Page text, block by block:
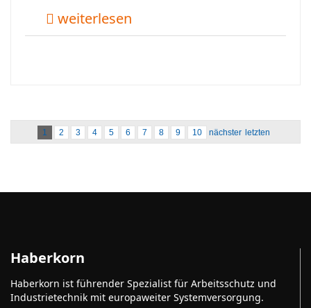
weiterlesen
1 2 3 4 5 6 7 8 9 10 nächster letzten
Haberkorn
Haberkorn ist führender Spezialist für Arbeitsschutz und
Industrietechnik mit europaweiter Systemversorgung.